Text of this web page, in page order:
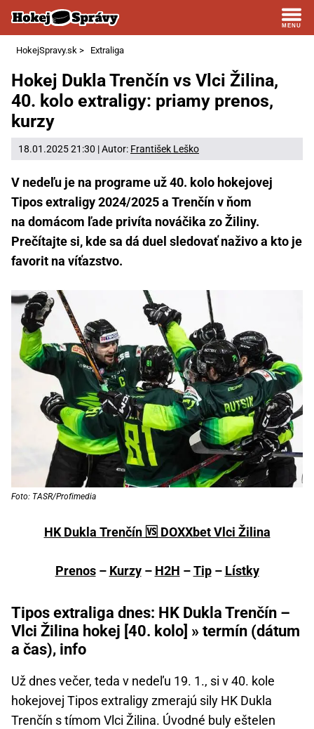
HokejSpravy.sk > Extraliga
Hokej Dukla Trenčín vs Vlci Žilina,
40. kolo extraligy: priamy prenos,
kurzy
18.01.2025 21:30 | Autor: František Leško
V nedeľu je na programe už 40. kolo hokejovej
Tipos extraligy 2024/2025 a Trenčín v ňom
na domácom ľade privíta nováčika zo Žiliny.
Prečítajte si, kde sa dá duel sledovať naživo a kto je
favorit na víťazstvo.
Foto: TASR/Profimedia
HK Dukla Trenčín 🆚 DOXXbet Vlci Žilina
Prenos– Kurzy– H2H –Tip– Lístky
Tipos extraliga dnes: HK Dukla Trenčín –
Vlci Žilina hokej [40. kolo] » termín (dátum
a čas), info
Už dnes večer, teda v nedeľu 19. 1., si v 40. kole
hokejovej Tipos extraligy zmerajú sily HK Dukla
Trenčín s tímom Vlci Žilina. Úvodné buly eštelen